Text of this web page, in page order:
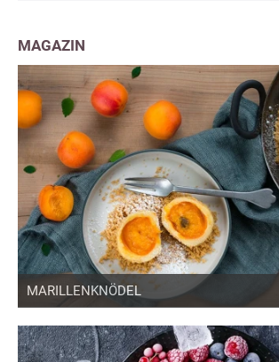
MAGAZIN
MARILLENKNÖDEL